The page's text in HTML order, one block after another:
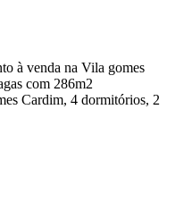
à venda na Vila gomes
com 286m2